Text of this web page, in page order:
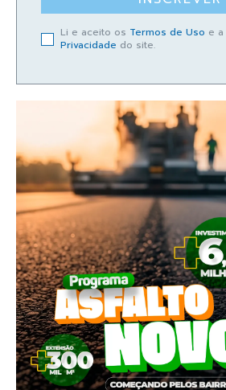
Li e aceito os Termos de Uso e a
Privacidade do site.